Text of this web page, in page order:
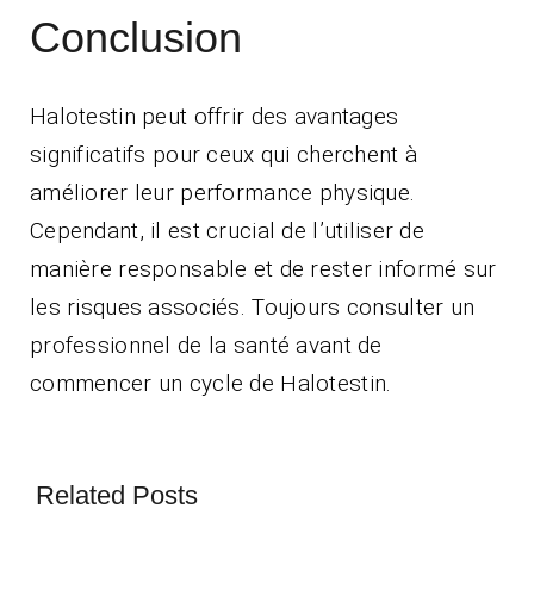
Conclusion
Halotestin peut offrir des avantages
significatifs pour ceux qui cherchent à
améliorer leur performance physique.
Cependant, il est crucial de l’utiliser de
manière responsable et de rester informé sur
les risques associés. Toujours consulter un
professionnel de la santé avant de
commencer un cycle de Halotestin.
Related Posts